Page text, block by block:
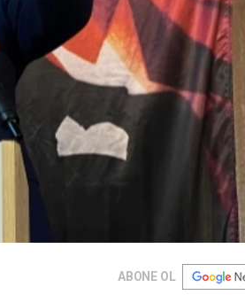
ABONE OL